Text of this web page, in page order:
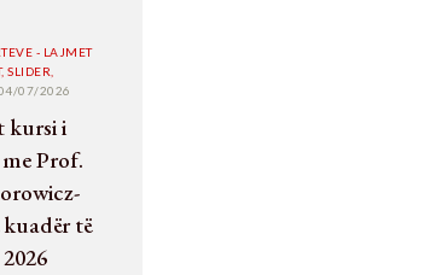
- LAJMET
SLIDER,
07/2026
kursi i
Prof.
kuadër të